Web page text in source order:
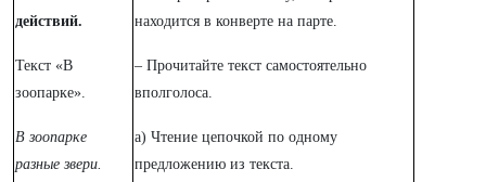
действий.
Текст «В
зоопарке».
В зоопарке
разные звери.
находится в конверте на парте.
– Прочитайте текст самостоятельно
вполголоса.
а) Чтение цепочкой по одному
предложению из текста.